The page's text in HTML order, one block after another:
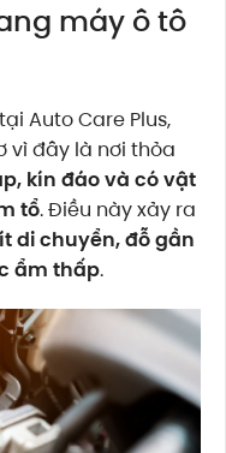
máy ô tô
Auto Care Plus,
vì đây là nơi thỏa
kín đáo và có vật
tổ. Điều này xảy ra
di chuyển, đỗ gần
ẩm thấp.